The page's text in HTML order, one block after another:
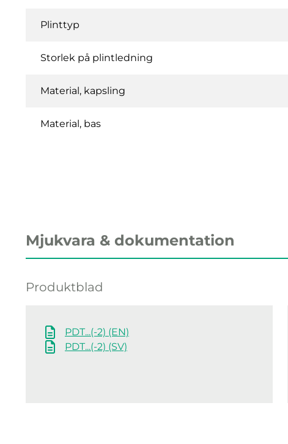
Plinttyp
Storlek på plintledning
Material, kapsling
Material, bas
Mjukvara & dokumentation
Produktblad
PDT...(-2) (EN)
PDT...(-2) (SV)